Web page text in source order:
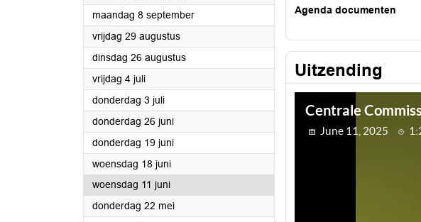
maandag 8 september2025
vrijdag 29 augustus2025
dinsdag 26 augustus2025
vrijdag 4 juli2025
donderdag 3 juli2025
donderdag 26 juni2025
donderdag 19 juni2025
woensdag 18 juni2025
woensdag 11 juni2025
donderdag 22 mei2025
Agenda documenten
Uitzending